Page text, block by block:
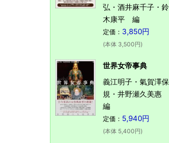
弘・酒井麻千子・鈴
木康平 編
定価： 3,850円
(本体 3,500円)
世界女帝事典
義江明子・氣賀澤保
規・井野瀬久美惠
編
定価： 5,940円
(本体 5,400円)